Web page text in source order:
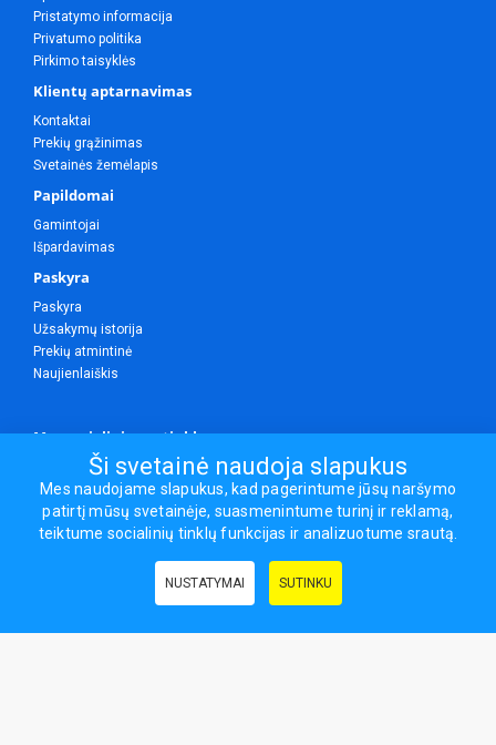
Pristatymo informacija
Privatumo politika
Pirkimo taisyklės
Klientų aptarnavimas
Kontaktai
Prekių grąžinimas
Svetainės žemėlapis
Papildomai
Gamintojai
Išpardavimas
Paskyra
Paskyra
Užsakymų istorija
Prekių atmintinė
Naujienlaiškis
Mes socialiniuose tinkluose
Visos teisės saugomos.
Sporto ir laisvalaikio prekės, maisto papildai - erasportas.lt © 2026
Ši svetainė naudoja slapukus
Mes naudojame slapukus, kad pagerintume jūsų naršymo
patirtį mūsų svetainėje, suasmenintume turinį ir reklamą,
teiktume socialinių tinklų funkcijas ir analizuotume srautą.
NUSTATYMAI SUTINKU